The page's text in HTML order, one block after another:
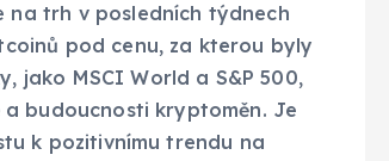
na trh v posledních týdnech
pod cenu, za kterou byly
jako MSCI World a S&P 500,
budoucnosti kryptoměn. Je
k pozitivnímu trendu na